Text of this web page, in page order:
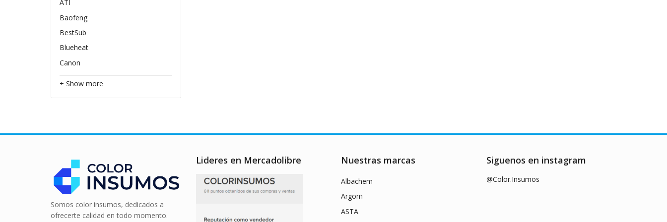
ATI
Baofeng
BestSub
Blueheat
Canon
+ Show more
Somos color insumos, dedicados a
ofrecerte calidad en todo momento.
Lideres en Mercadolibre Nuestras marcas
Albachem
Argom
ASTA
Siguenos en instagram
@Color.Insumos